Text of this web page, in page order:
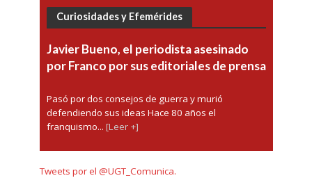
Curiosidades y Efemérides
Javier Bueno, el periodista asesinado
por Franco por sus editoriales de prensa
Pasó por dos consejos de guerra y murió
defendiendo sus ideas Hace 80 años el
franquismo... [Leer +]
Tweets por el @UGT_Comunica.